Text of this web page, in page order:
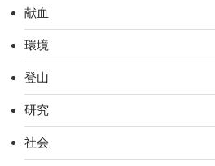
献血
環境
登山
研究
社会